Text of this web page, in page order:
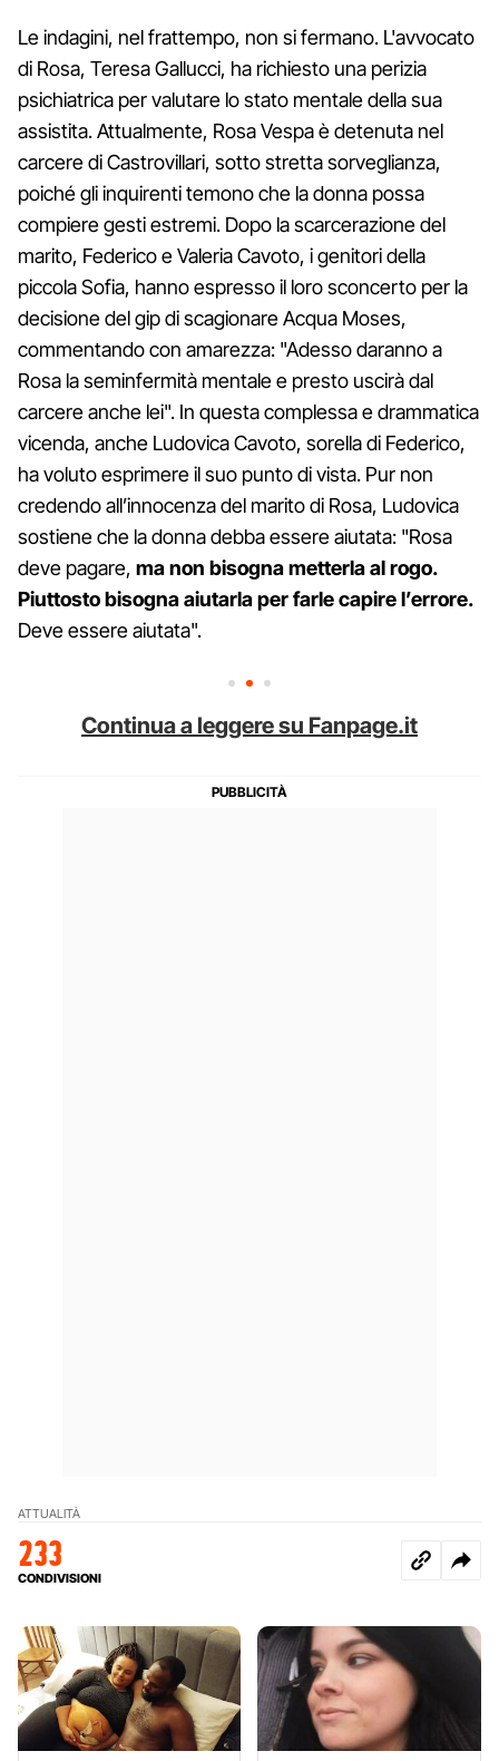
Le indagini, nel frattempo, non si fermano. L'avvocato
di Rosa, Teresa Gallucci, ha richiesto una perizia
psichiatrica per valutare lo stato mentale della sua
assistita. Attualmente, Rosa Vespa è detenuta nel
carcere di Castrovillari, sotto stretta sorveglianza,
poiché gli inquirenti temono che la donna possa
compiere gesti estremi. Dopo la scarcerazione del
marito, Federico e Valeria Cavoto, i genitori della
piccola Sofia, hanno espresso il loro sconcerto per la
decisione del gip di scagionare Acqua Moses,
commentando con amarezza: "Adesso daranno a
Rosa la seminfermità mentale e presto uscirà dal
carcere anche lei". In questa complessa e drammatica
vicenda, anche Ludovica Cavoto, sorella di Federico,
ha voluto esprimere il suo punto di vista. Pur non
credendo all’innocenza del marito di Rosa, Ludovica
sostiene che la donna debba essere aiutata: "Rosa
deve pagare, ma non bisogna metterla al rogo.
Piuttosto bisogna aiutarla per farle capire l’errore.
Deve essere aiutata".
Continua a leggere su Fanpage.it
ATTUALITÀ
233
CONDIVISIONI